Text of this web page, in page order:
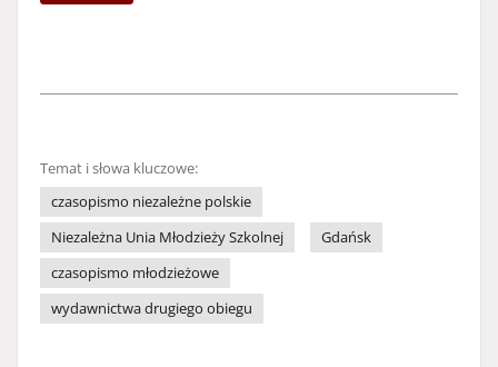
Temat i słowa kluczowe:
czasopismo niezależne polskie
Niezależna Unia Młodzieży Szkolnej
Gdańsk
czasopismo młodzieżowe
wydawnictwa drugiego obiegu